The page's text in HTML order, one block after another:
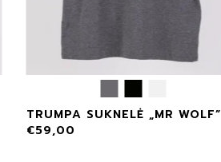
TRUMPA SUKNELĖ „MR WOLF”
€59,00